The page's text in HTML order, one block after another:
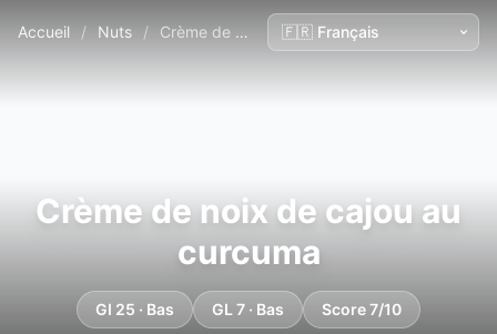
Accueil / Nuts / Crème de noix de cajou au curcuma
Crème de noix de cajou au
curcuma
GI 25 · Bas GL 7 · Bas Score 7/10